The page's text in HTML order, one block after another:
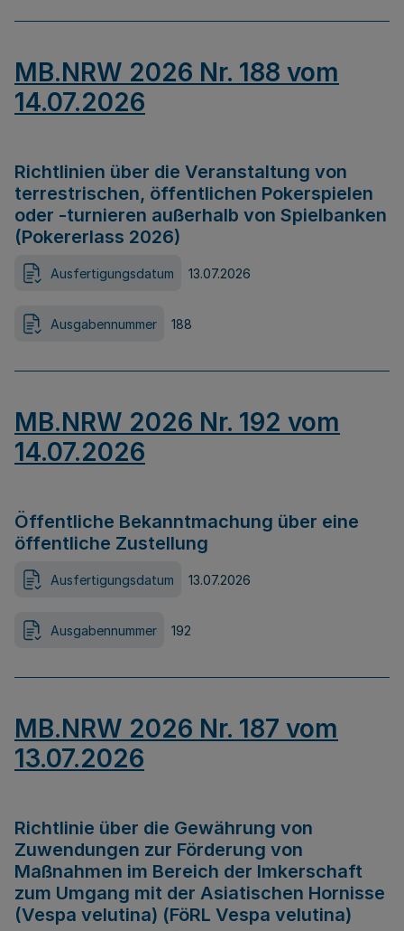
MB.NRW 2026 Nr. 188 vom
14.07.2026
Richtlinien über die Veranstaltung von
terrestrischen, öffentlichen Pokerspielen
oder -turnieren außerhalb von Spielbanken
(Pokererlass 2026)
Ausfertigungsdatum 13.07.2026
Ausgabennummer 188
MB.NRW 2026 Nr. 192 vom
14.07.2026
Öffentliche Bekanntmachung über eine
öffentliche Zustellung
Ausfertigungsdatum 13.07.2026
Ausgabennummer 192
MB.NRW 2026 Nr. 187 vom
13.07.2026
Richtlinie über die Gewährung von
Zuwendungen zur Förderung von
Maßnahmen im Bereich der Imkerschaft
zum Umgang mit der Asiatischen Hornisse
(Vespa velutina) (FöRL Vespa velutina)